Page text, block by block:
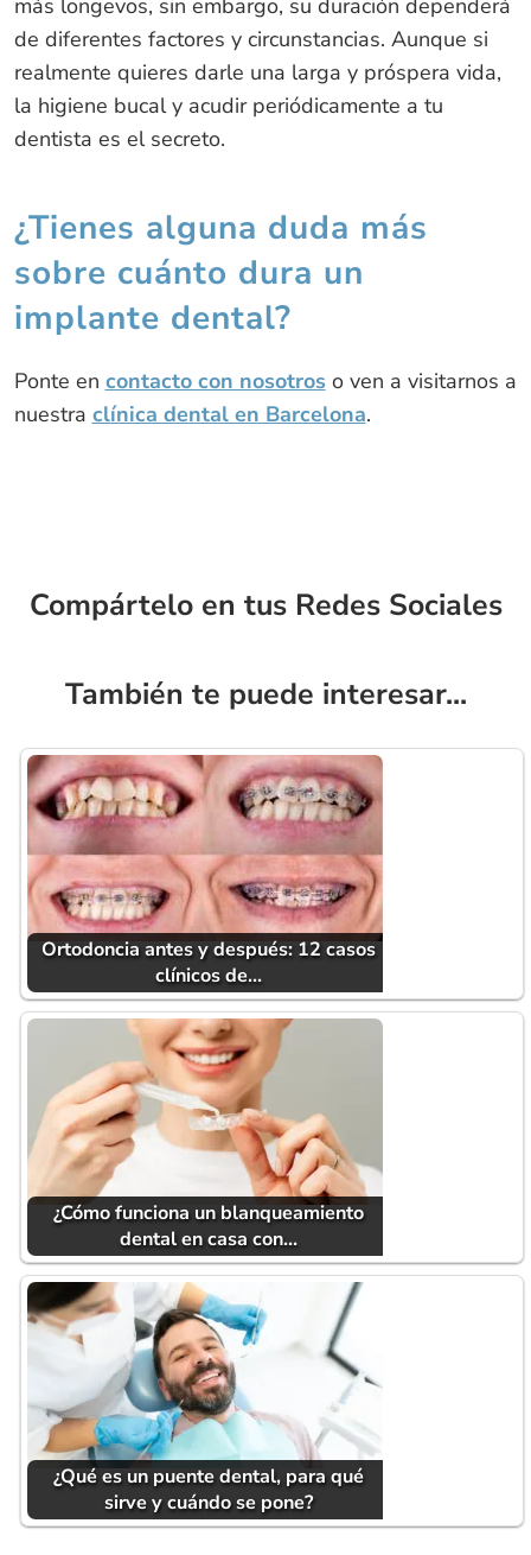
más longevos, sin embargo, su duración dependerá
de diferentes factores y circunstancias. Aunque si
realmente quieres darle una larga y próspera vida,
la higiene bucal y acudir periódicamente a tu
dentista es el secreto.
¿Tienes alguna duda más
sobre cuánto dura un
implante dental?
Ponte en contacto con nosotros o ven a visitarnos a
nuestra clínica dental en Barcelona.
Compártelo en tus Redes Sociales
También te puede interesar...
Ortodoncia antes y después: 12 casos
clínicos de…
¿Cómo funciona un blanqueamiento
dental en casa con…
¿Qué es un puente dental, para qué
sirve y cuándo se pone?